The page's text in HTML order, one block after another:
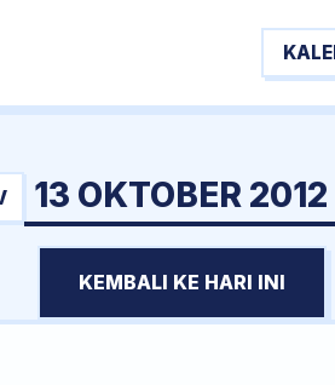
13 OKTOBER 2012
KEMBALI KE HARI INI